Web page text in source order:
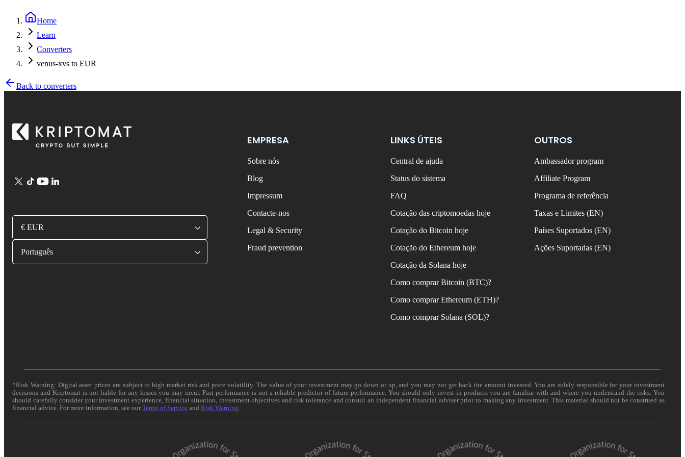
Home
Learn
Converters
venus-xvs to EUR
Back to converters
€ EUR
Português
EMPRESA
Sobre nós
Blog
Impressum
Contacte-nos
Legal & Security
Fraud prevention
LINKS ÚTEIS
Central de ajuda
Status do sistema
FAQ
Cotação das criptomoedas hoje
Cotação do Bitcoin hoje
Cotação do Ethereum hoje
Cotação da Solana hoje
Como comprar Bitcoin (BTC)?
Como comprar Ethereum (ETH)?
Como comprar Solana (SOL)?
OUTROS
Ambassador program
Affiliate Program
Programa de referência
Taxas e Limites (EN)
Países Suportados (EN)
Ações Suportadas (EN)
*Risk Warning: Digital asset prices are subject to high market risk and price volatility. The value of your investment may go down or up, and you may not get back the amount invested. You are solely responsible for your investment
decisions and Kriptomat is not liable for any losses you may incur. Past performance is not a reliable predictor of future performance. You should only invest in products you are familiar with and where you understand the risks. You
should carefully consider your investment experience, financial situation, investment objectives and risk tolerance and consult an independent financial adviser prior to making any investment. This material should not be construed as
financial advice. For more information, see ourTerms of Service and Risk Warning